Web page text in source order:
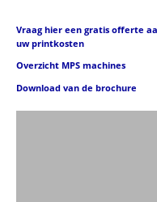
Vraag hier een gratis offerte
uw printkosten
Overzicht MPS machines
Download van de brochure